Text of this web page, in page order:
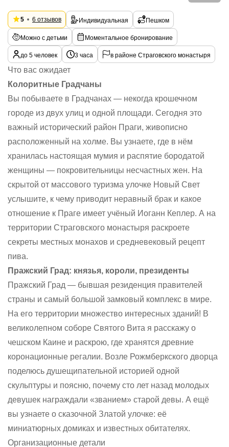
5 6 отзывов Индивидуальная Пешком
Можно с детьми Моментальное бронирование
до 5 человек 3 часа в районе Страговского монастыря
Что вас ожидает
Колоритные Градчаны
Вы побываете в Градчанах — некогда крошечном
городе из двух улиц и одной площади. Сегодня это
важный исторический район Праги, живописно
расположенный на холме. Вы узнаете, где в нём
хранилась настоящая мумия и распятие бородатой
женщины — покровительницы несчастных жен. На
скрытой от массового туризма улочке Новый Свет
услышите, к чему приводит неравный брак и какое
отношение к Праге имеет учёный Иоганн Кеплер. А на
территории Страговского монастыря раскроете
секреты местных монахов и средневековый рецепт
пива.
Пражский Град: князья, короли, президенты
Пражский Град — бывшая резиденция правителей
страны и самый большой замковый комплекс в мире.
На его территории множество интересных зданий! В
великолепном соборе Святого Вита я расскажу о
чешском Каине и раскрою, где хранятся древние
коронационные регалии. Возле Рожмберкского дворца
поделюсь душещипательной историей одной
скульптуры и поясню, почему сто лет назад молодых
девушек награждали «званием» старой девы. А ещё
вы узнаете о сказочной Златой улочке: её
миниатюрных домиках и известных обитателях.
Организационные детали